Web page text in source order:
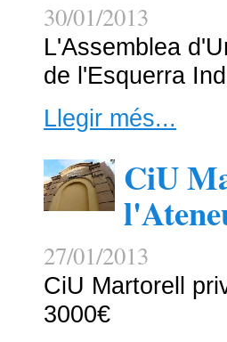
30/01/2013
L'Assemblea
de l'Esquerra
Llegir més...
CiU
27/01/2013
CiU Martorell
3000€